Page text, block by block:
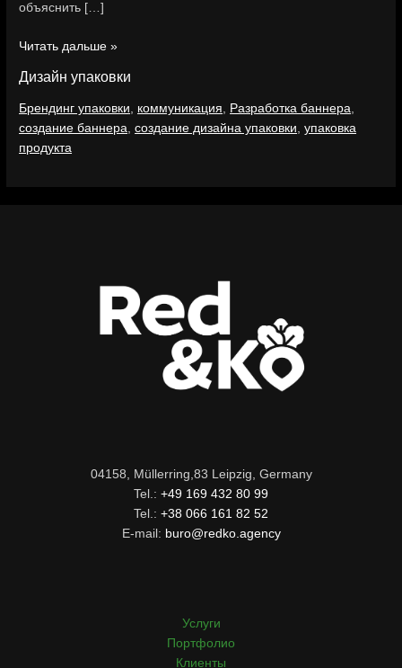
объяснить […]
Читать дальше »
Дизайн упаковки
Брендинг упаковки, коммуникация, Разработка баннера,
создание баннера,создание дизайна упаковки,упаковка
продукта
04158, Müllerring,83 Leipzig, Germany
Tel.: +49 169 432 80 99
Tel.: +38 066 161 82 52
E-mail: buro@redko.agency
Услуги
Портфолио
Клиенты